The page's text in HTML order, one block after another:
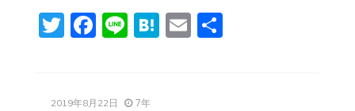
Twitter
Facebook
LineHatena
Email
共
2019年8月22日 7年